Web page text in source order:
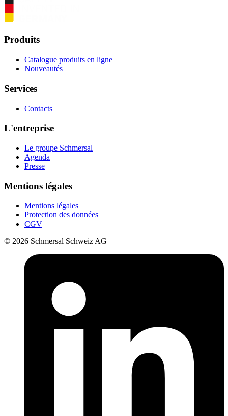
Produits
Catalogue produits en ligne
Nouveautés
Services
Contacts
L'entreprise
Le groupe Schmersal
Agenda
Presse
Mentions légales
Mentions légales
Protection des données
CGV
© 2026 Schmersal Schweiz AG